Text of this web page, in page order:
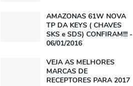
AMAZONAS 61W NOVA
TP DA KEYS ( CHAVES
SKS e SDS) CONFIRAM!!! -
06/01/2016
VEJA AS MELHORES
MARCAS DE
RECEPTORES PARA 2017